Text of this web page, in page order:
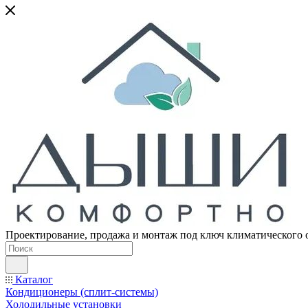
Проектирование, продажа и монтаж под ключ климатического
Каталог
Кондиционеры (сплит-системы)
Холодильные установки